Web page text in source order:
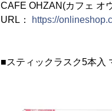
CAFE OHZAN(カフェ オ
URL：
https://
■スティックラスク5本入